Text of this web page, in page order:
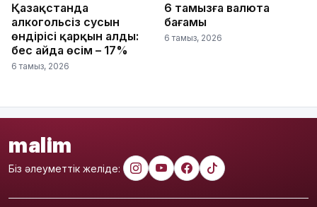
Қазақстанда
алкогольсіз сусын
өндірісі қарқын алды:
бес айда өсім – 17%
6 тамыз, 2026
6 тамызға валюта
бағамы
6 тамыз, 2026
malim
Біз әлеуметтік желіде: